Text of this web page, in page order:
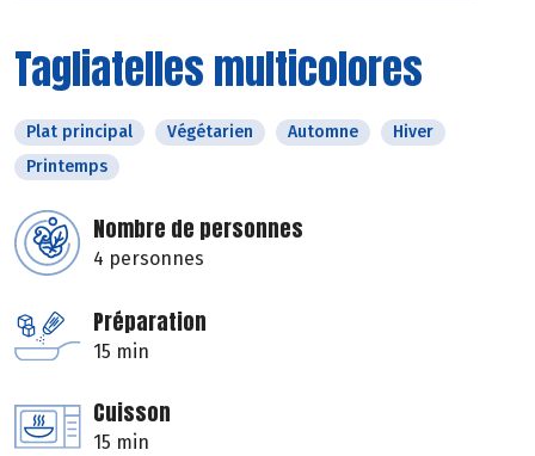
Tagliatelles multicolores
Plat principal Végétarien Automne
Hiver
Printemps
Nombre de personnes
4 personnes
Préparation
15 min
Cuisson
15 min